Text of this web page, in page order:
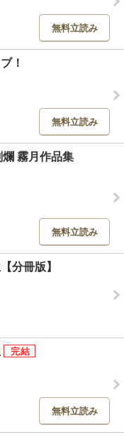
無料立読み
！
無料立読み
霧月作品集
無料立読み
分冊版】
無料立読み